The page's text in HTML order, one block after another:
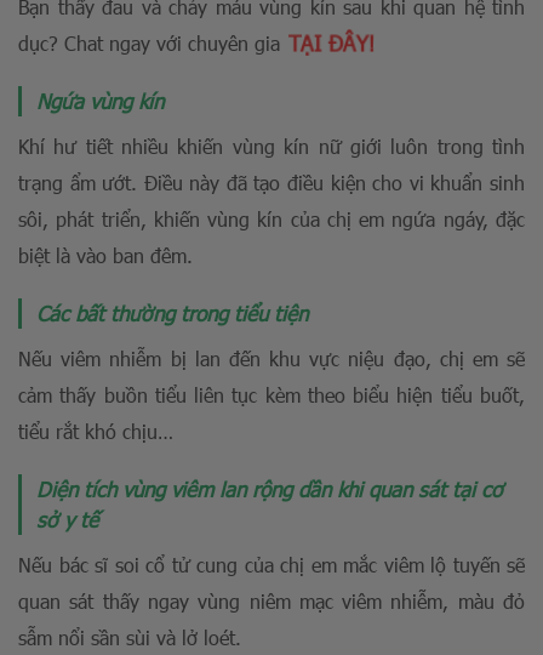
Bạn thấy đau và chảy máu vùng kín sau khi quan hệ tình
dục? Chat ngay với chuyên giaTẠI ĐÂY!
Ngứa vùng kín
Khí hư tiết nhiều khiến vùng kín nữ giới luôn trong tình
trạng ẩm ướt. Điều này đã tạo điều kiện cho vi khuẩn sinh
sôi, phát triển, khiến vùng kín của chị em ngứa ngáy, đặc
biệt là vào ban đêm.
Các bất thường trong tiểu tiện
Nếu viêm nhiễm bị lan đến khu vực niệu đạo, chị em sẽ
cảm thấy buồn tiểu liên tục kèm theo biểu hiện tiểu buốt,
tiểu rắtkhó chịu…
Diện tích vùng viêm lan rộng dần khi quan sát tại cơ
sở y tế
Nếu bác sĩ soi cổ tử cung của chị em mắc viêm lộ tuyến sẽ
quan sát thấy ngay vùng niêm mạc viêm nhiễm, màu đỏ
sẫm nổi sần sùi và lở loét.